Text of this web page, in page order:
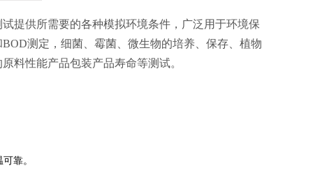
提供所需要的各种模拟环境条件，广泛用于环境保
测定，细菌、霉菌、微生物的培养、保存、植物
料性能产品包装产品寿命等测试。
靠。